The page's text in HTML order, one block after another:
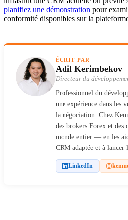
planifiez une démonstration pour
conformité disponibles sur la
ÉCRIT PAR
Adil Kerimbekov
Directeur du
Professionnel du
une expérience dans les
la négociation. Chez
des brokers Forex et des
monde entier — en les
CRM adaptée et à lancer
LinkedIn